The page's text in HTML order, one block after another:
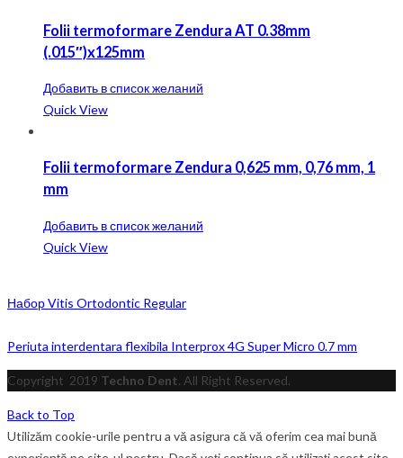
Folii termoformare Zendura AT 0.38mm
(.015″)x125mm
Добавить в список желаний
Quick View
Folii termoformare Zendura 0,625 mm, 0,76 mm, 1
mm
Добавить в список желаний
Quick View
Набор Vitis Ortodontic Regular
Periuta interdentara flexibila Interprox 4G Super Micro 0.7 mm
Copyright 2019 Techno Dent. All Right Reserved.
Back to Top
Utilizăm cookie-urile pentru a vă asigura că vă oferim cea mai bună